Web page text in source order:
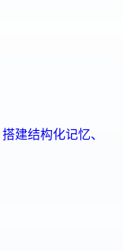
建结构化记忆、